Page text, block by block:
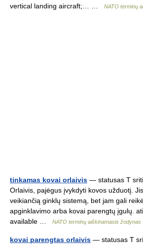
vertical landing aircraft;… …
NATO terminų
tinkamas kovai orlaivis — statusas T
Orlaivis, pajėgus įvykdyti kovos užduotį.
veikiančią ginklų sistemą, bet jam gali
apginklavimo arba kovai parengtų įgulų.
available …
NATO terminų aiškinamasis žodynas
kovai parengtas orlaivis — statusas T